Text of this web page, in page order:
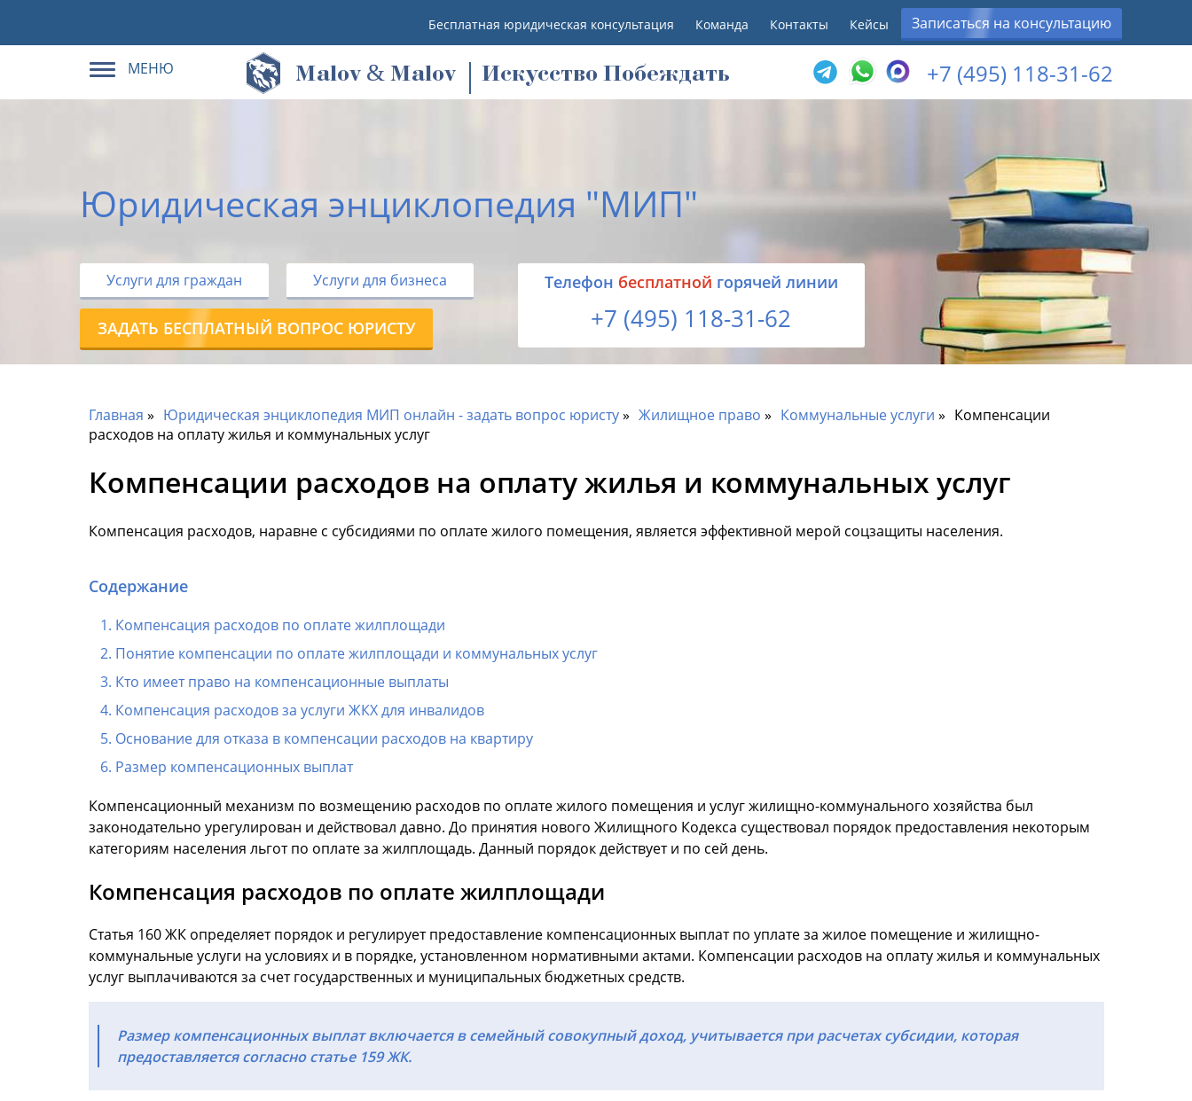
Бесплатная юридическая консультация Команда Контакты Кейсы Записаться на консультацию
МЕНЮ Malov & Malov Искусство Побеждать +7 (495) 118-31-62
Юридическая энциклопедия "МИП"
Услуги для граждан Услуги для бизнеса
ЗАДАТЬ БЕСПЛАТНЫЙ ВОПРОС ЮРИСТУ
Tелефон бесплатной горячей линии
+7 (495) 118-31-62
Главная Юридическая энциклопедия МИП онлайн - задать вопрос юристу Жилищное право Коммунальные услуги
Компенсации
расходов на оплату жилья и коммунальных услуг
Компенсации расходов на оплату жилья и коммунальных услуг
Компенсация расходов, наравне с субсидиями по оплате жилого помещения, является эффективной мерой соцзащиты населения.
Содержание
Компенсация расходов по оплате жилплощади
Понятие компенсации по оплате жилплощади и коммунальных услуг
Кто имеет право на компенсационные выплаты
Компенсация расходов за услуги ЖКХ для инвалидов
Основание для отказа в компенсации расходов на квартиру
Размер компенсационных выплат
Компенсационный механизм по возмещению расходов по оплате жилого помещения и услуг жилищно-коммунального хозяйства был
законодательно урегулирован и действовал давно. До принятия нового Жилищного Кодекса существовал порядок предоставления некоторым
категориям населения льгот по оплате за жилплощадь. Данный порядок действует и по сей день.
Компенсация расходов по оплате жилплощади
Статья 160 ЖК определяет порядок и регулирует предоставление компенсационных выплат по уплате за жилое помещение и жилищно-
коммунальные услуги на условиях и в порядке, установленном нормативными актами. Компенсации расходов на оплату жилья и коммунальных
услуг выплачиваются за счет государственных и муниципальных бюджетных средств.
Размер компенсационных выплат включается в семейный совокупный доход, учитывается при расчетах субсидии, которая
предоставляется согласно статье 159 ЖК.